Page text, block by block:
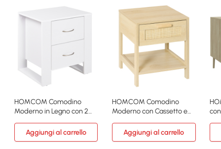
HOMCOM Comodino
Moderno in Legno con 2
HOMCOM Comodino
Moderno con Cassetto e
Aggiungi al carrello
Aggiungi al carrello